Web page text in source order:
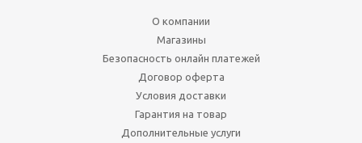
О компании
Магазины
Безопасность онлайн платежей
Договор оферта
Условия доставки
Гарантия на товар
Дополнительные услуги